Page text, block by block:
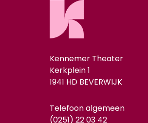
Kennemer Theater
Kerkplein 1
1941 HD BEVERWIJK
Telefoon algemeen
(0251) 22 03 42